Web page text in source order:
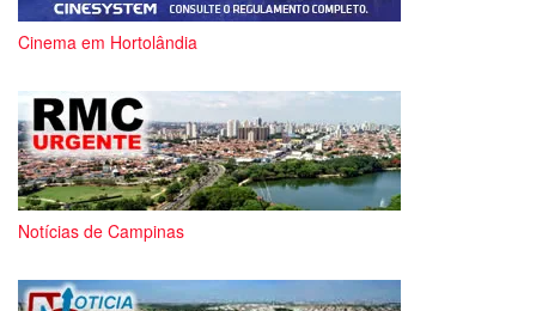
Cinema em Hortolândia
Notícias de Campinas